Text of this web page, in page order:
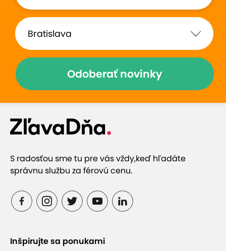
už len kávičku keby podávali :)
Zobraziť hodnotenia (16)
Prečo si vybrať túto ponuku
priestoru
6 priestorov so zrkadlami, pričom každý je iný
Bratislavy
Odoberať novinky
S radosťou sme tu pre vás vždy,keď hľadáte
správnu službu za férovú cenu.
Inšpirujte sa ponukami